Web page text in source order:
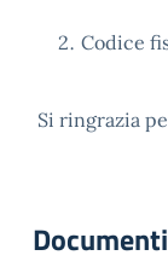
Codice
Si ringrazia
Documenti